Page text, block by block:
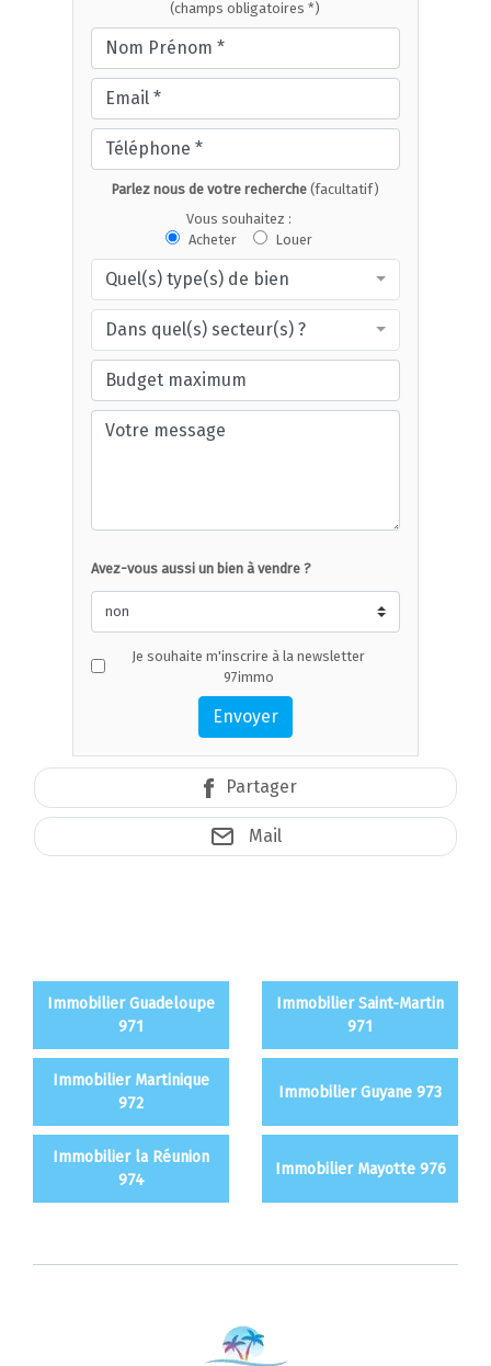
(champs obligatoires *)
Parlez nous de votre recherche(facultatif)
Vous souhaitez :
Acheter
Louer
Quel(s) type(s) de bien
Dans quel(s) secteur(s) ?
Avez-vous aussi un bien à vendre ?
Je souhaite m'inscrire à la newsletter
97immo
Envoyer
Partager
Mail
Immobilier Guadeloupe
971
Immobilier Saint-Martin
971
Immobilier Martinique
972
Immobilier Guyane 973
Immobilier la Réunion
974
Immobilier Mayotte 976